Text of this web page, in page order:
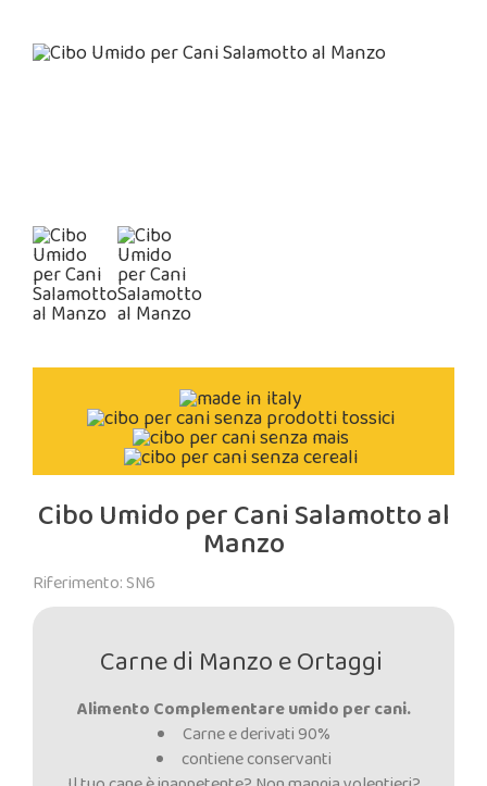
Cibo Umido per Cani Salamotto al
Manzo
Riferimento: SN6
Carne di Manzo e Ortaggi
Alimento Complementare umido per cani.
Carne e derivati 90%
contiene conservanti